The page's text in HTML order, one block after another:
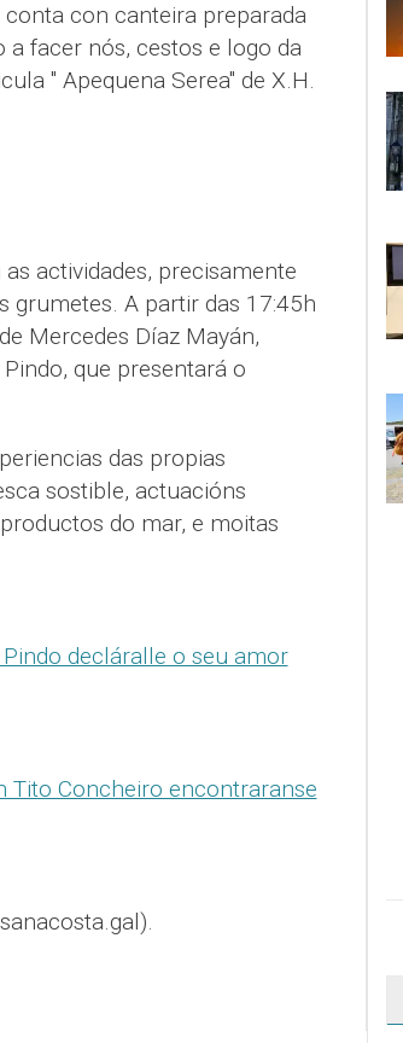
con canteira preparada
facer nós, cestos e logo da
" Apequena Serea" de X.H.
actividades, precisamente
grumetes. A partir das 17:45h
Mercedes Díaz Mayán,
que presentará o
das propias
sostible, actuacións
do mar, e moitas
Pindo decláralle o seu amor
Tito Concheiro encontraranse